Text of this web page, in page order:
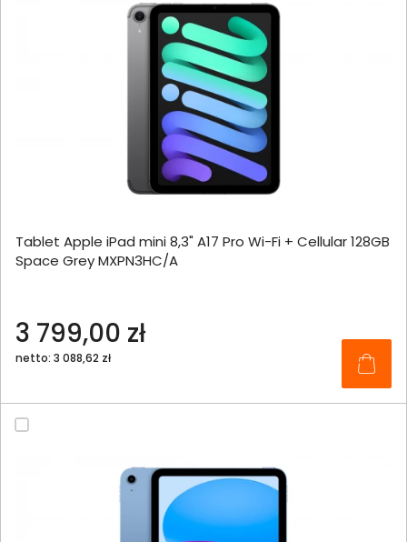
Tablet Apple iPad mini 8,3" A17 Pro Wi-Fi + Cellular 128GB
Space Grey MXPN3HC/A
3 799,00 zł
netto: 3 088,62 zł